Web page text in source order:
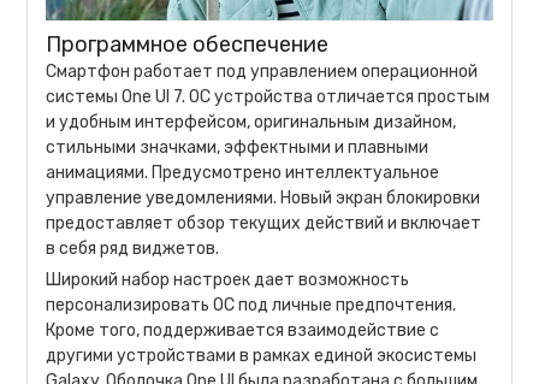
Программное обеспечение
Смартфон работает под управлением операционной
системы One UI 7. ОС устройства отличается простым
и удобным интерфейсом, оригинальным дизайном,
стильными значками, эффектными и плавными
анимациями. Предусмотрено интеллектуальное
управление уведомлениями. Новый экран блокировки
предоставляет обзор текущих действий и включает
в себя ряд виджетов.
Широкий набор настроек дает возможность
персонализировать ОС под личные предпочтения.
Кроме того, поддерживается взаимодействие с
другими устройствами в рамках единой экосистемы